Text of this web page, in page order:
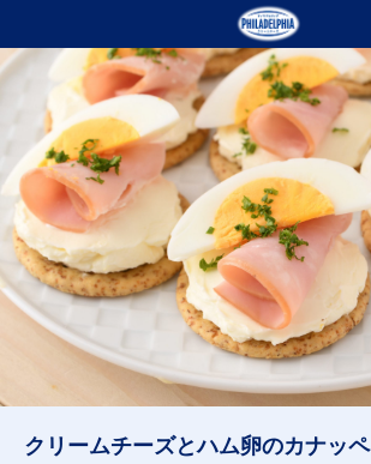
クリームチーズとハム卵のカナッペ